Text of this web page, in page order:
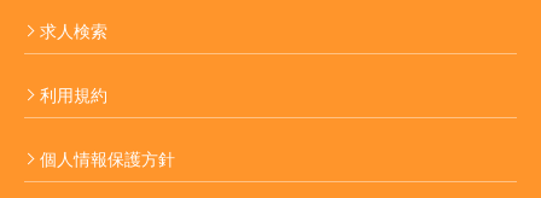
求人検索
利用規約
個人情報保護方針